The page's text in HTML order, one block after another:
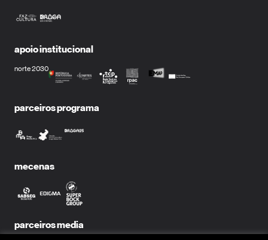
apoio institucional
norte 2030
parceiros programa
mecenas
parceiros media